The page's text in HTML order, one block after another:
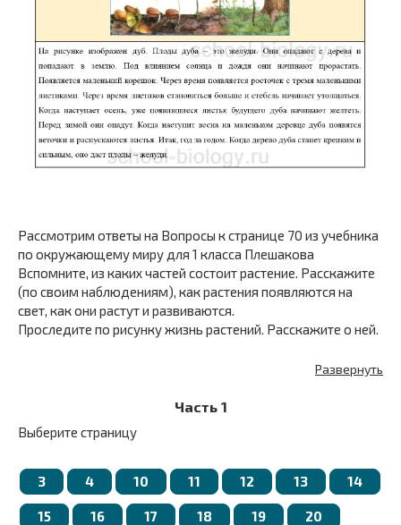
Развернуть
Рассмотрим ответы на Вопросы к странице 70 из учебника
по окружающему миру для 1 класса Плешакова
Вспомните, из каких частей состоит растение. Расскажите
(по своим наблюдениям), как растения появляются на
свет, как они растут и развиваются.
Проследите по рисунку жизнь растений. Расскажите о ней.
Часть 1
Выберите страницу
3 4 10 11 12 13 14
15 16 17 18 19 20